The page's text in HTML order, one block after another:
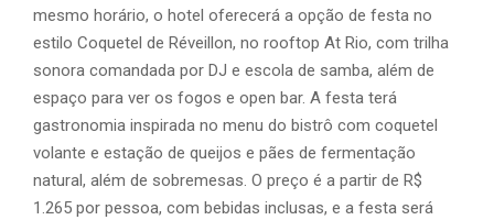
mesmo horário, o hotel oferecerá a opção de festa no
estilo Coquetel de Réveillon, no rooftop At Rio, com trilha
sonora comandada por DJ e escola de samba, além de
espaço para ver os fogos e open bar. A festa terá
gastronomia inspirada no menu do bistrô com coquetel
volante e estação de queijos e pães de fermentação
natural, além de sobremesas. O preço é a partir de R$
1.265 por pessoa, com bebidas inclusas, e a festa será